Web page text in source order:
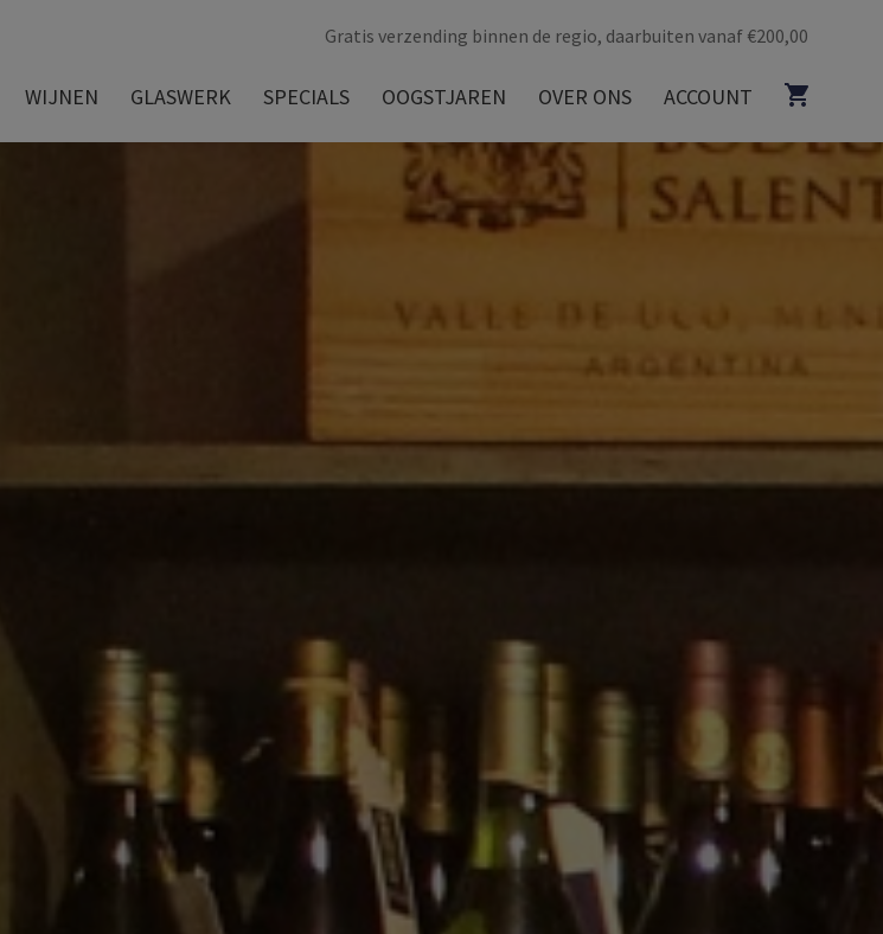
Gratis verzending binnen de regio, daarbuiten vanaf €200,00
WIJNEN GLASWERK SPECIALS OOGSTJAREN OVER ONS ACCOUNT